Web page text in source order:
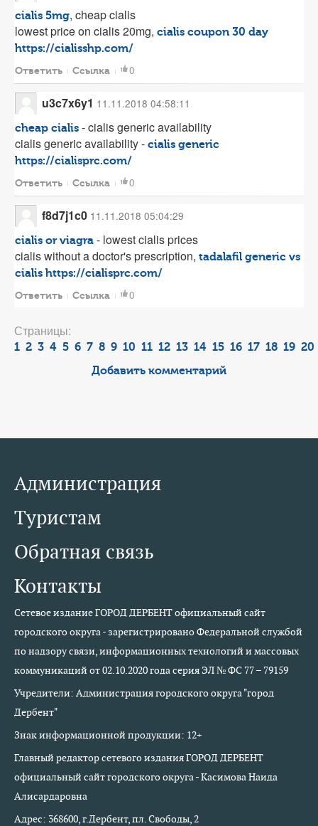
cialis 5mg, cheap cialis
lowest price on cialis 20mg, cialis coupon 30 day
https://cialisshp.com/
Ответить Ссылка 0
u3c7x6y1 11.11.2018 04:58:11
cheap cialis - cialis generic availability
cialis generic availability - cialis generic
https://cialisprc.com/
Ответить Ссылка 0
f8d7j1c0 11.11.2018 05:04:29
cialis or viagra - lowest cialis prices
cialis without a doctor's prescription, tadalafil generic vs
cialis https://cialisprc.com/
Ответить Ссылка 0
Страницы:
1 2 3 4 5 6 7 8 9 10 11 12 13 14 15 16 17 18 19 20
Добавить комментарий
Администрация
Туристам
Обратная связь
Контакты
Сетевое издание ГОРОД ДЕРБЕНТ официальный сайт
городского округа - зарегистрировано Федеральной службой
по надзору связи, информационных технологий и массовых
коммуникаций от 02.10.2020 года серия ЭЛ № ФС 77 – 79159
Учредители: Администрация городского округа "город
Дербент"
Знак информационной продукции: 12+
Главный редактор сетевого издания ГОРОД ДЕРБЕНТ
официальный сайт городского округа - Касимова Наида
Алисардаровна
Адрес: 368600, г.Дербент, пл. Свободы, 2